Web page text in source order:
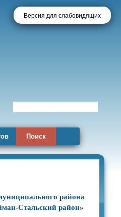
Версия для слабовидящих
Поиск
района
Стальский район»